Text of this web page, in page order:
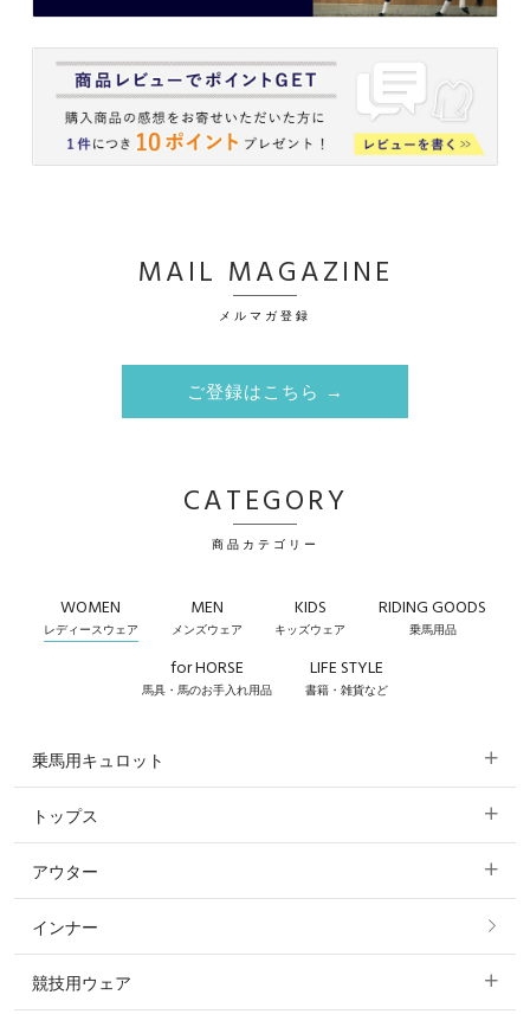
MAIL MAGAZINE
メルマガ登録
ご登録はこちら →
CATEGORY
商品カテゴリー
WOMEN
レディースウェア
MEN
メンズウェア
KIDS
キッズウェア
RIDING GOODS
乗馬用品
for HORSE
馬具・馬のお手入れ用品
LIFE STYLE
書籍・雑貨など
乗馬用キュロット
すべてのキュロット
フルグリップ・尻革 キュロット
ニーグリップ・膝革 キュロット
トップス
すべてのトップス
ポロシャツ
カットソー・Tシャツ・タンクトップ
アウター
すべてのアウター
コート
インナー
競技用ウェア